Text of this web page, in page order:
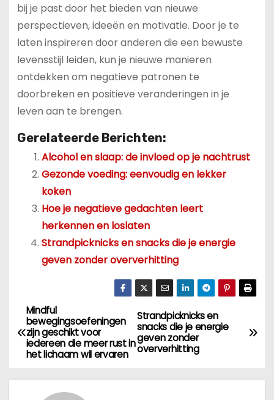
bij je past door het bieden van nieuwe
perspectieven, ideeën en motivatie. Door je te
laten inspireren door anderen die een bewuste
levensstijl leiden, kun je nieuwe manieren
ontdekken om negatieve patronen te
doorbreken en positieve veranderingen in je
leven aan te brengen.
Gerelateerde Berichten:
Alcohol en slaap: de invloed op je nachtrust
Gezonde voeding: eenvoudig en lekker
koken
Hoe je negatieve gedachten leert
herkennen en loslaten
Strandpicknicks en snacks die je energie
geven zonder oververhitting
B
e
Strandpicknicks en
snacks die je energie
geven zonder
oververhitting
Mindful
bewegingsoefeningen
zijn geschikt voor
iedereen die meer rust in
het lichaam wil ervaren